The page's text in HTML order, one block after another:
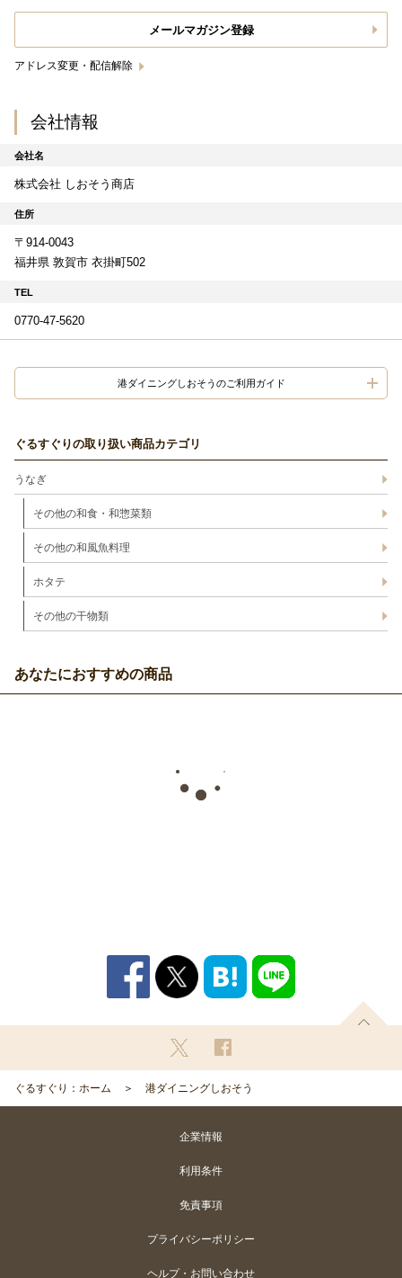
メールマガジン登録
アドレス変更・配信解除
会社情報
会社名
株式会社 しおそう商店
住所
〒914-0043
福井県 敦賀市 衣掛町502
TEL
0770-47-5620
港ダイニングしおそうのご利用ガイド
ぐるすぐりの取り扱い商品カテゴリ
うなぎ
その他の和食・和惣菜類
その他の和風魚料理
ホタテ
その他の干物類
あなたにおすすめの商品
ぐるすぐり：ホーム 港ダイニングしおそう
企業情報
利用条件
免責事項
プライバシーポリシー
ヘルプ・お問い合わせ